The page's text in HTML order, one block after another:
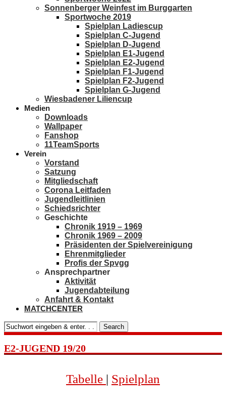
Sonnenberger Weinfest im Burggarten
Sportwoche 2019
Spielplan Ladiescup
Spielplan C-Jugend
Spielplan D-Jugend
Spielplan E1-Jugend
Spielplan E2-Jugend
Spielplan F1-Jugend
Spielplan F2-Jugend
Spielplan G-Jugend
Wiesbadener Liliencup
Medien
Downloads
Wallpaper
Fanshop
11TeamSports
Verein
Vorstand
Satzung
Mitgliedschaft
Corona Leitfaden
Jugendleitlinien
Schiedsrichter
Geschichte
Chronik 1919 – 1969
Chronik 1969 – 2009
Präsidenten der Spielvereinigung
Ehrenmitglieder
Profis der Spvgg
Ansprechpartner
Aktivität
Jugendabteilung
Anfahrt & Kontakt
MATCHCENTER
Search
E2-JUGEND 19/20
Tabelle | Spielplan